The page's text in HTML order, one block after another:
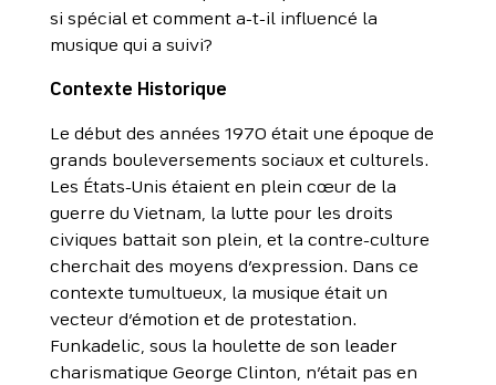
si spécial et comment a-t-il influencé la
musique qui a suivi?
Contexte Historique
Le début des années 1970 était une époque de
grands bouleversements sociaux et culturels.
Les États-Unis étaient en plein cœur de la
guerre du Vietnam, la lutte pour les droits
civiques battait son plein, et la contre-culture
cherchait des moyens d’expression. Dans ce
contexte tumultueux, la musique était un
vecteur d’émotion et de protestation.
Funkadelic, sous la houlette de son leader
charismatique George Clinton, n’était pas en